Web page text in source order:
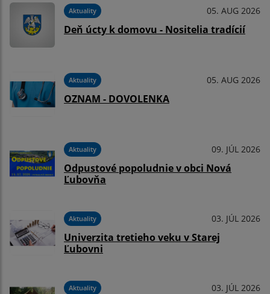
Aktuality 05. AUG 2026
Deň úcty k domovu - Nositelia tradícií
Aktuality 05. AUG 2026
OZNAM - DOVOLENKA
Aktuality 09. JÚL 2026
Odpustové popoludnie v obci Nová
Ľubovňa
Aktuality 03. JÚL 2026
Univerzita tretieho veku v Starej
Ľubovni
Aktuality 03. JÚL 2026